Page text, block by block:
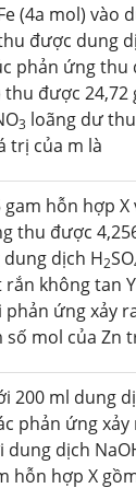
(4a mol) vào
được dung
phản ứng thu
được
3 loãng dư
trị của m là
hỗn hợp
thu được
dịch H2SO
rắn không tan
phản ứng xảy
mol của Zn
200 ml dung
phản ứng
dung dịch
hỗn hợp X